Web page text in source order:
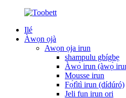
Ilé
Àwọn ọjà
Awọn ọja irun
shampulu gbígbẹ
Àwọ̀ irun (àwọ̀
Mousse irun
Fọ́fìtì irun (dídúró)
Jeli fun irun ori